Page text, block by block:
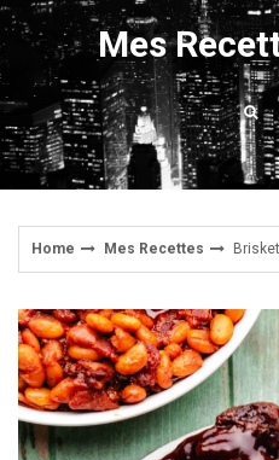
Skip
to
content
Mes
Home Mes Recettes